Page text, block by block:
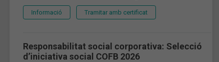
Informació Tramitar amb certificat
Responsabilitat social corporativa: Selecció
d’iniciativa social COFB 2026